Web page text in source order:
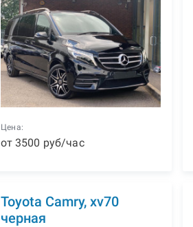
Цена:
от 3500 руб/час
Toyota Camry, xv70
черная